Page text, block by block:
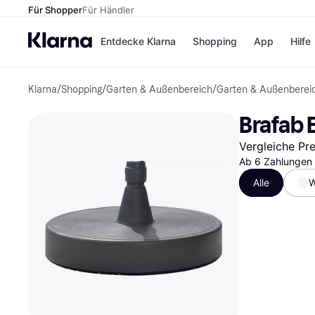
Für ShopperFür Händler
Entdecke Klarna
Zahlungsmethoden
Sofort bezahlen
Bezahle in 3
Teilzahlungen
Bezahle in bis zu 30
Ratenzahlung
Shopping
Shops
eBay
Temu
SHEIN
App Hilfe
Klarna/Shopping/Garten & Außenbereich/Garten &
Brafab
Vergleiche
Ab 6
Alle